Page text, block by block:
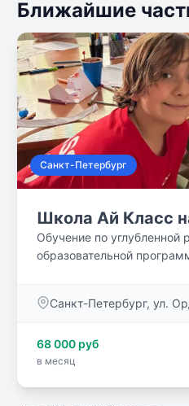
Ближайшие
Санкт-Петербург
Школа Ай Класс
Обучение по углубленной
образовательной
5 раз в неделю.
Санкт-Петербург, ул.
68 000 руб
в месяц